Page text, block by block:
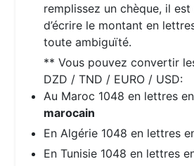
remplissez un chèque, il
d’écrire le montant en
toute ambiguïté.
** Vous pouvez convertir
DZD / TND / EURO / USD:
Au Maroc 1048 en lettres
marocain
En Algérie 1048 en lettres
En Tunisie 1048 en lettres